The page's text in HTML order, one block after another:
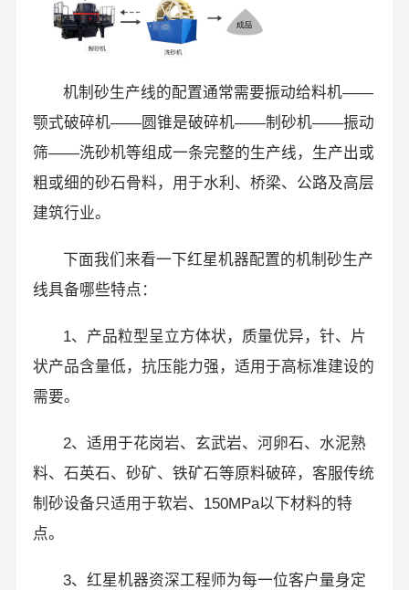
机制砂生产线的配置通常需要振动给料机——
颚式破碎机——圆锥是破碎机——制砂机——振动
筛——洗砂机等组成一条完整的生产线，生产出或
粗或细的砂石骨料，用于水利、桥梁、公路及高层
建筑行业。
下面我们来看一下红星机器配置的机制砂生产
线具备哪些特点：
1、产品粒型呈立方体状，质量优异，针、片
状产品含量低，抗压能力强，适用于高标准建设的
需要。
2、适用于花岗岩、玄武岩、河卵石、水泥熟
料、石英石、砂矿、铁矿石等原料破碎，客服传统
制砂设备只适用于软岩、150MPa以下材料的特
点。
3、红星机器资深工程师为每一位客户量身定